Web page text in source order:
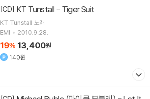
[CD] KT Tunstall - Tiger Suit
KT Tunstall 노래
EMI
2010.9.28.
19% 13,400원
140원